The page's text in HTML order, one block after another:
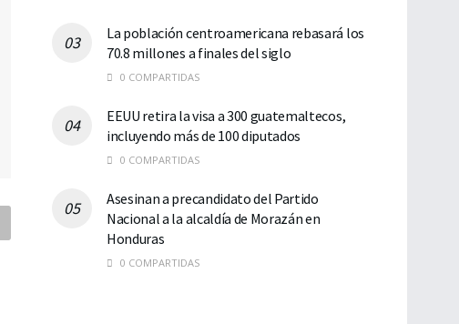
La población centroamericana rebasará los
70.8 millones a finales del siglo
0 COMPARTIDAS
EEUU retira la visa a 300 guatemaltecos,
incluyendo más de 100 diputados
0 COMPARTIDAS
Asesinan a precandidato del Partido
Nacional a la alcaldía de Morazán en
Honduras
0 COMPARTIDAS